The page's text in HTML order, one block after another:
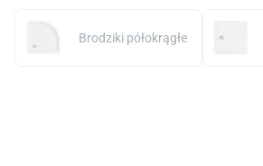
Brodziki półokrągłe